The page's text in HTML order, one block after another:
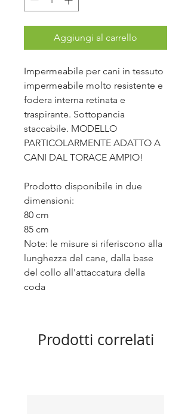
Aggiungi al carrello
Impermeabile per cani in tessuto
impermeabile molto resistente e
fodera interna retinata e
traspirante. Sottopancia
staccabile. MODELLO
PARTICOLARMENTE ADATTO A
CANI DAL TORACE AMPIO!
Prodotto disponibile in due
dimensioni:
80 cm
85 cm
Note: le misure si riferiscono alla
lunghezza del cane, dalla base
del collo all'attaccatura della
coda
Prodotti correlati